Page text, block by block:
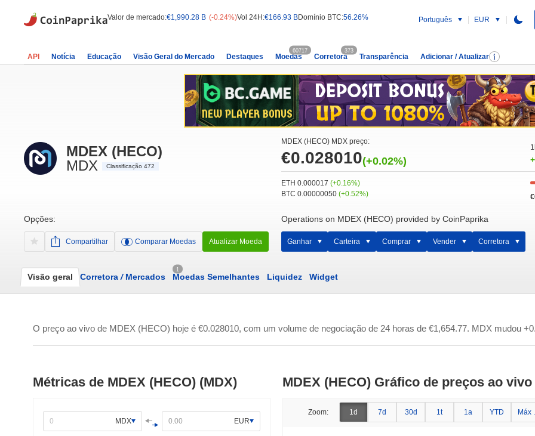
Valor de mercado:€1,990.28 B (-0.24%)Vol 24H:€166.93 BDomínio BTC:56.26% Português EUR
API Notícia Educação Visão Geral do Mercado Destaques Moedas
60717
Corretora
373
Transparência Adicionar / Atualizar
MDEX (HECO)
MDX
Classificação 472
Opções:
Compartilhar Comparar Moedas Atualizar Moeda
MDEX (HECO) MDX preço:
€0.028010(+0.02%)
ETH 0.000017(+0.16%)
BTC 0.00000050(+0.52%)
Operations on MDEX (HECO) provided by CoinPaprika
Ganhar Carteira Comprar Vender Corretora
Visão geral Corretora /Mercados
1
Moedas Semelhantes Liquidez Widget
O preço ao vivo de MDEX (HECO) hoje é €0.028010, com um volume de negociação de 24 horas de €1,654.77. MDX mudou
Métricas de MDEX (HECO) (MDX)
MDX EUR
MDEX (HECO) Gráfico de preços ao vivo
Zoom: 1d 7d 30d 1t 1a YTD Máx .